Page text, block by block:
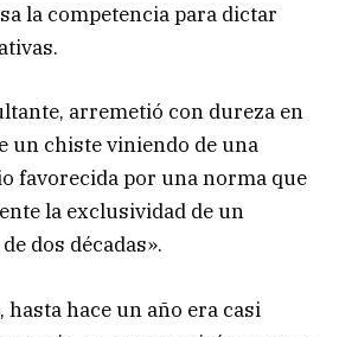
la competencia para dictar
arremetió con dureza en
un chiste viniendo de una
favorecida por una norma que
la exclusividad de un
dos décadas».
hace un año era casi